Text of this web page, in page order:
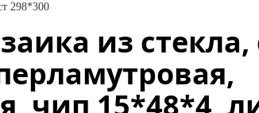
298*300
из стекла,